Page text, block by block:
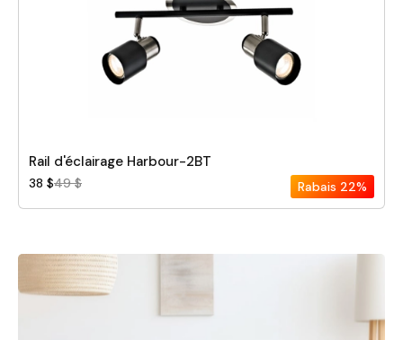
Rail d'éclairage Harbour-2BT
38 $49 $ Rabais 22%